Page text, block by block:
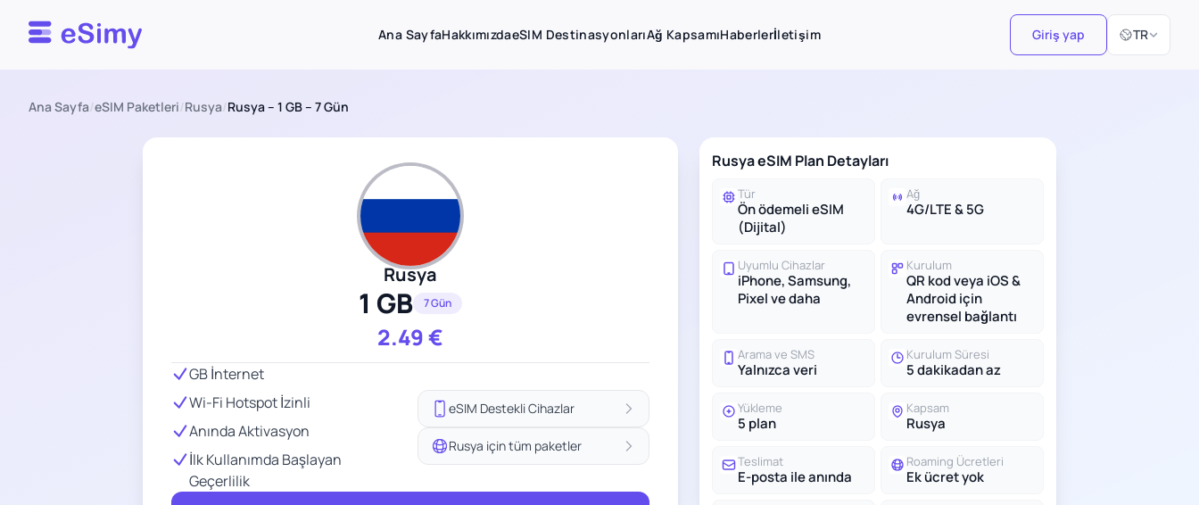
Esimy Ana SayfaHakkımızdaeSIM DestinasyonlarıAğ KapsamıHaberlerİletişim Giriş yap TR
Dil Seçiniz
Ana Sayfa/eSIM Paketleri/Rusya/Rusya – 1 GB – 7 Gün
Rusya
1 GB 7 Gün
2.49€
GB İnternet
Wi-Fi Hotspot İzinli
Anında Aktivasyon
İlk Kullanımda Başlayan
Geçerlilik
eSIM Destekli Cihazlar
Rusya için tüm paketler
Rusya eSIM Plan Detayları
Tür
Ön ödemeli eSIM
(Dijital)
Ağ
4G/LTE & 5G
Uyumlu Cihazlar
iPhone, Samsung,
Pixel ve daha
Kurulum
QR kod veya iOS &
Android için
evrensel bağlantı
Arama ve SMS
Yalnızca veri
Kurulum Süresi
5 dakikadan az
Yükleme
5 plan
Kapsam
Rusya
Teslimat
E-posta ile anında
Roaming Ücretleri
Ek ücret yok